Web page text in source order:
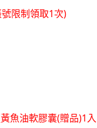
限制領取1次)
魚油軟膠囊(贈品)1入